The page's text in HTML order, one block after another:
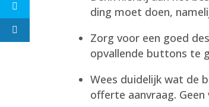
ding moet doen,
Zorg voor een goed
opvallende buttons te
Wees duidelijk wat de
offerte aanvraag. Geen